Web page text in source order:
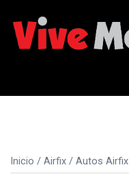
contenido
Inicio / Airfix / Autos Airfix